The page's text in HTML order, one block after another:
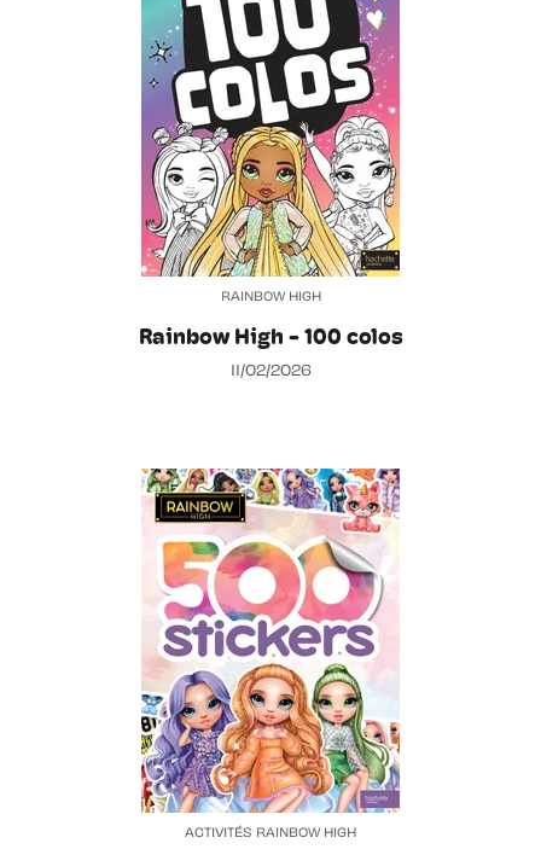
RAINBOW HIGH
Rainbow High - 100 colos
11/02/2026
ACTIVITÉS RAINBOW HIGH